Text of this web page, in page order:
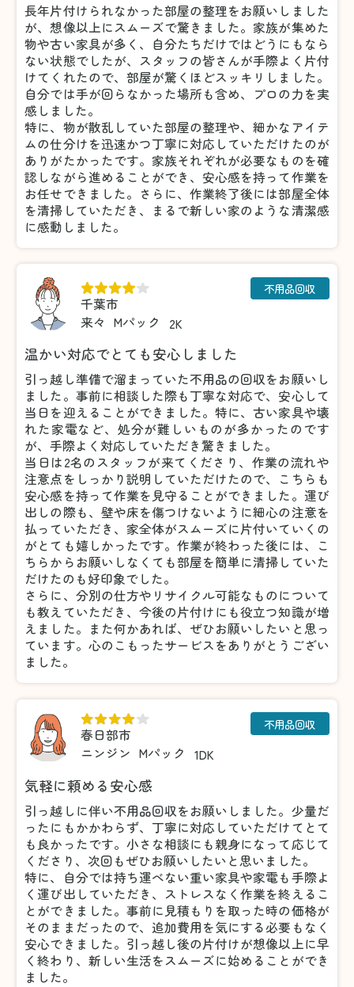
長年片付けられなかった部屋の整理をお願いしました
が、想像以上にスムーズで驚きました。家族が集めた
物や古い家具が多く、自分たちだけではどうにもなら
ない状態でしたが、スタッフの皆さんが手際よく片付
けてくれたので、部屋が驚くほどスッキリしました。
自分では手が回らなかった場所も含め、プロの力を実
感しました。
特に、物が散乱していた部屋の整理や、細かなアイテ
ムの仕分けを迅速かつ丁寧に対応していただけたのが
ありがたかったです。家族それぞれが必要なものを確
認しながら進めることができ、安心感を持って作業を
お任せできました。さらに、作業終了後には部屋全体
を清掃していただき、まるで新しい家のような清潔感
に感動しました。
千葉市
来々 Mパック 2K
不用品回収
温かい対応でとても安心しました
引っ越し準備で溜まっていた不用品の回収をお願いし
ました。事前に相談した際も丁寧な対応で、安心して
当日を迎えることができました。特に、古い家具や壊
れた家電など、処分が難しいものが多かったのです
が、手際よく対応していただき驚きました。
当日は2名のスタッフが来てくださり、作業の流れや
注意点をしっかり説明していただけたので、こちらも
安心感を持って作業を見守ることができました。運び
出しの際も、壁や床を傷つけないように細心の注意を
払っていただき、家全体がスムーズに片付いていくの
がとても嬉しかったです。作業が終わった後には、こ
ちらからお願いしなくても部屋を簡単に清掃していた
だけたのも好印象でした。
さらに、分別の仕方やリサイクル可能なものについて
も教えていただき、今後の片付けにも役立つ知識が増
えました。また何かあれば、ぜひお願いしたいと思っ
ています。心のこもったサービスをありがとうござい
ました。
春日部市
ニンジン Mパック 1DK
不用品回収
気軽に頼める安心感
引っ越しに伴い不用品回収をお願いしました。少量だ
ったにもかかわらず、丁寧に対応していただけてとて
も良かったです。小さな相談にも親身になって応じて
くださり、次回もぜひお願いしたいと思いました。
特に、自分では持ち運べない重い家具や家電も手際よ
く運び出していただき、ストレスなく作業を終えるこ
とができました。事前に見積もりを取った時の価格が
そのままだったので、追加費用を気にする必要もなく
安心できました。引っ越し後の片付けが想像以上に早
く終わり、新しい生活をスムーズに始めることができ
ました。